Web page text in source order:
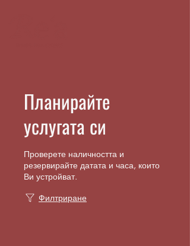
Планирайте
услугата си
Проверете наличността и
резервирайте датата и часа, които
Ви устройват.
Филтриране